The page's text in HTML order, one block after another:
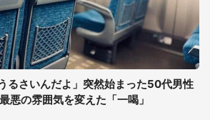
るさいんだよ」突然始まった50代男性
悪の雰囲気を変えた「一喝」